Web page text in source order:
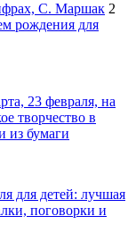
С. Маршак 2
рождения для
23 февраля, на
творчество в
из бумаги
для детей: лучшая
поговорки и